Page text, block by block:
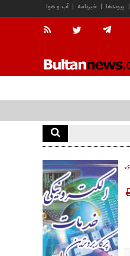
آب و هوا | خبرنامه | پیوندها |